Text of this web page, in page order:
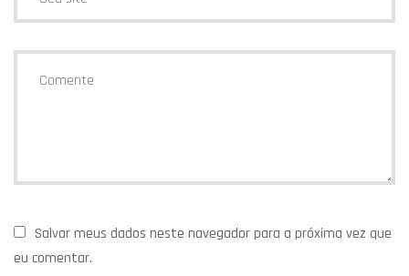
Salvar meus dados neste navegador para a próxima vez que
eu comentar.